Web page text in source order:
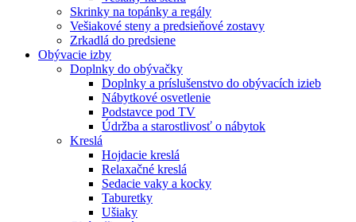
Skrinky na topánky a regály
Vešiakové steny a predsieňové zostavy
Zrkadlá do predsiene
Obývacie izby
Doplnky do obývačky
Doplnky a príslušenstvo do obývacích izieb
Nábytkové osvetlenie
Podstavce pod TV
Údržba a starostlivosť o nábytok
Kreslá
Hojdacie kreslá
Relaxačné kreslá
Sedacie vaky a kocky
Taburetky
Ušiaky